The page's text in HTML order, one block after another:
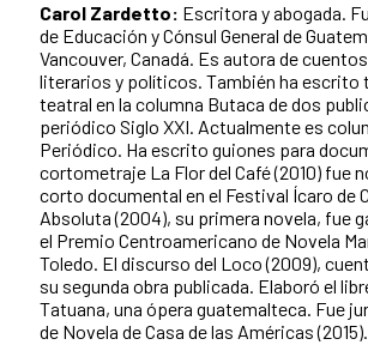
Carol Zardetto: Escritora y abogada.
de Educación y Cónsul General de
Vancouver, Canadá. Es autora de
literarios y políticos. También ha escrito
teatral en la columna Butaca de dos
periódico Siglo XXI. Actualmente es
Periódico. Ha escrito guiones para
cortometraje La Flor del Café (2010) fue
corto documental en el Festival Ícaro de
Absoluta (2004), su primera novela, fue
el Premio Centroamericano de Novela
Toledo. El discurso del Loco (2009),
su segunda obra publicada. Elaboró el
Tatuana, una ópera guatemalteca. Fue
de Novela de Casa de las Américas